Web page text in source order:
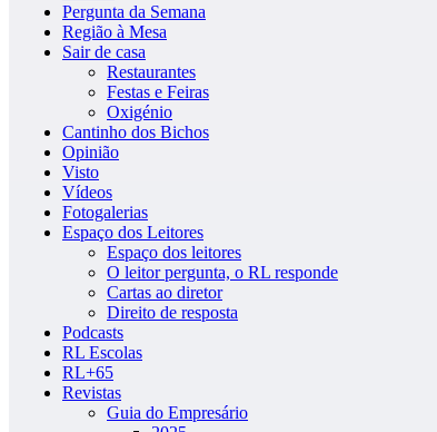
Pergunta da Semana
Região à Mesa
Sair de casa
Restaurantes
Festas e Feiras
Oxigénio
Cantinho dos Bichos
Opinião
Visto
Vídeos
Fotogalerias
Espaço dos Leitores
Espaço dos leitores
O leitor pergunta, o RL responde
Cartas ao diretor
Direito de resposta
Podcasts
RL Escolas
RL+65
Revistas
Guia do Empresário